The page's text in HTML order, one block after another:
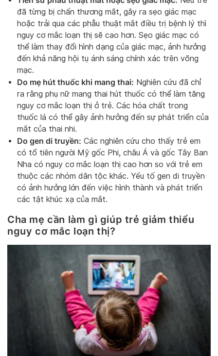
đã từng bị chấn thương mắt, gây ra sẹo giác mạc
hoặc trải qua các phẫu thuật mắt điều trị bệnh lý thì
nguy cơ mắc loạn thị sẽ cao hơn. Sẹo giác mạc có
thể làm thay đổi hình dạng của giác mạc, ảnh hưởng
đến khả năng hội tụ ánh sáng chính xác trên võng
mạc.
Do mẹ hút thuốc khi mang thai: Nghiên cứu đã chỉ
ra rằng phụ nữ mang thai hút thuốc có thể làm tăng
nguy cơ mắc loạn thị ở trẻ. Các hóa chất trong
thuốc lá có thể gây ảnh hưởng đến sự phát triển của
mắt của thai nhi.
Do gen di truyền: Các nghiên cứu cho thấy trẻ em
có tổ tiên người Mỹ gốc Phi, châu Á và gốc Tây Ban
Nha có nguy cơ mắc loạn thị cao hơn so với trẻ em
thuộc các nhóm dân tộc khác. Yếu tố gen di truyền
có ảnh hưởng lớn đến việc hình thành và phát triển
các tật khúc xạ của mắt.
Cha mẹ cần làm gì giúp trẻ giảm thiểu
nguy cơ mắc loạn thị?